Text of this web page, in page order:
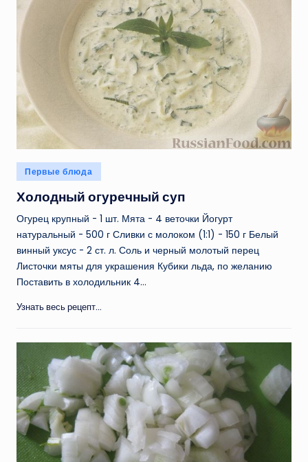
Опубликовано
в
Первые блюда
Холодный огуречный суп
Огурец крупный - 1 шт. Мята - 4 веточки Йогурт
натуральный - 500 г Сливки с молоком (1:1) - 150 г Белый
винный уксус - 2 ст. л. Соль и черный молотый перец
Листочки мяты для украшения Кубики льда, по желанию
Поставить в холодильник 4…
Узнать весь рецепт...